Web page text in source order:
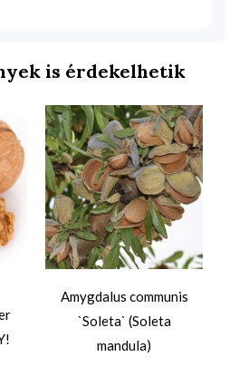
is érdekelhetik
Amygdalus communis
`Soleta` (Soleta
mandula)